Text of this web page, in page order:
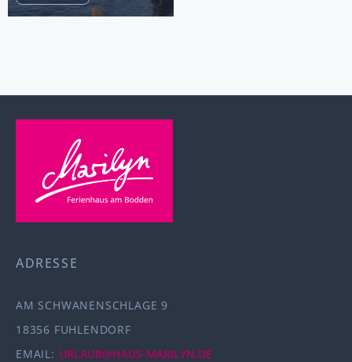
ADRESSE
AM SCHWANENSCHLAGE 9
18356 FUHLENDORF
EMAIL: URLAUB@HAUS-MARILYN.DE